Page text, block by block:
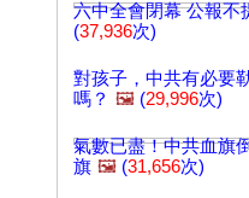
六中全會閉幕 公報不
(37,936次)
對孩子，中共有必要
嗎？ 🖼️ (29,996次)
氣數已盡！中共血旗
旗 🖼️ (31,656次)